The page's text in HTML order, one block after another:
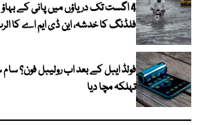
4 اگست تک دریاؤں میں پانی کے
فلڈنگ کا خدشہ، این ڈی ایم اے کا
فولڈ ایبل کے بعد اب رولیبل فون؟
تہلکہ مچا دیا